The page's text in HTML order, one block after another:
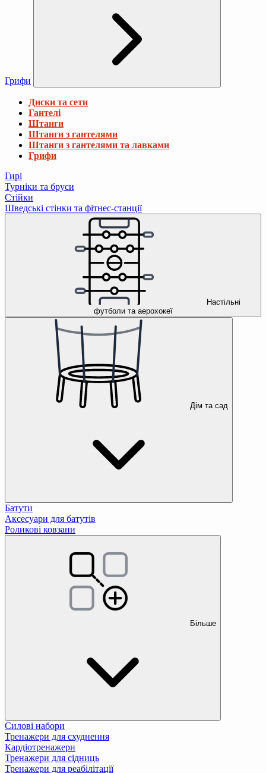
Грифи
Диски та сети
Гантелі
Штанги
Штанги з гантелями
Штанги з гантелями та лавками
Грифи
Гирі
Турніки та бруси
Стійки
Шведські стінки та фітнес-станції
Настільні
футболи та аерохокеї
Дім та сад
Батути
Аксесуари для батутів
Роликові ковзани
Більше
Силові набори
Тренажери для схуднення
Кардіотренажери
Тренажери для сідниць
Тренажери для реабілітації